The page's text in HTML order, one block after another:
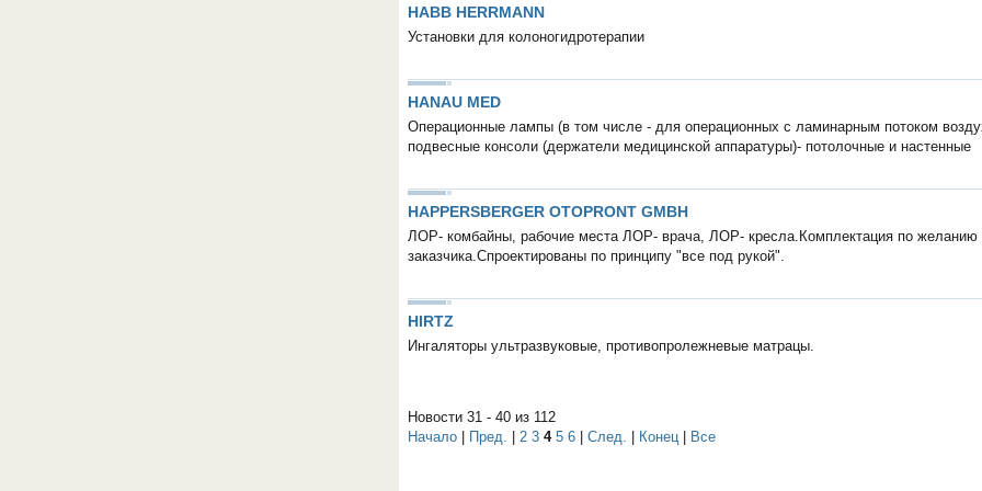
HABB HERRMANN
Установки для колоногидротерапии
HANAU MED
Операционные лампы (в том числе - для операционных с ламинарным потоком
подвесные консоли (держатели медицинской аппаратуры)- потолочные и настенные
HAPPERSBERGER OTOPRONT GMBH
ЛОР- комбайны, рабочие места ЛОР- врача, ЛОР- кресла.Комплектация по желанию
заказчика.Спроектированы по принципу "все под рукой".
HIRTZ
Ингаляторы ультразвуковые, противопролежневые матрацы.
Новости 31 - 40 из 112
Начало
Пред. 2 3 4 5 6 След. Конец Все